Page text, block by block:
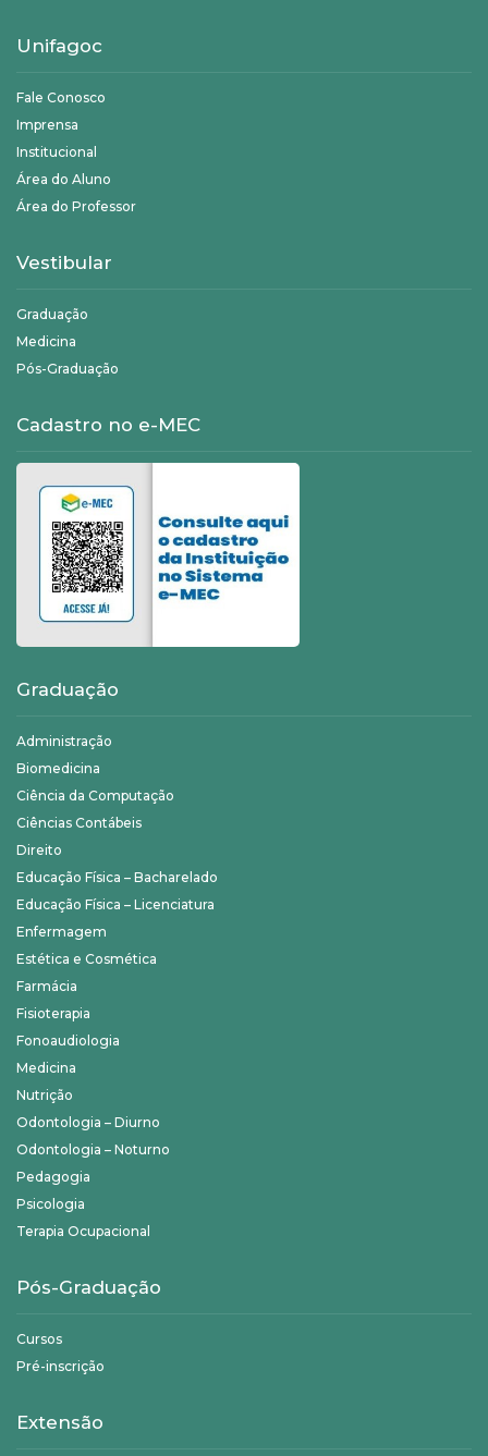
Unifagoc
Fale Conosco
Imprensa
Institucional
Área do Aluno
Área do Professor
Vestibular
Graduação
Medicina
Pós-Graduação
Cadastro no e-MEC
Graduação
Administração
Biomedicina
Ciência da Computação
Ciências Contábeis
Direito
Educação Física – Bacharelado
Educação Física – Licenciatura
Enfermagem
Estética e Cosmética
Farmácia
Fisioterapia
Fonoaudiologia
Medicina
Nutrição
Odontologia – Diurno
Odontologia – Noturno
Pedagogia
Psicologia
Terapia Ocupacional
Pós-Graduação
Cursos
Pré-inscrição
Extensão